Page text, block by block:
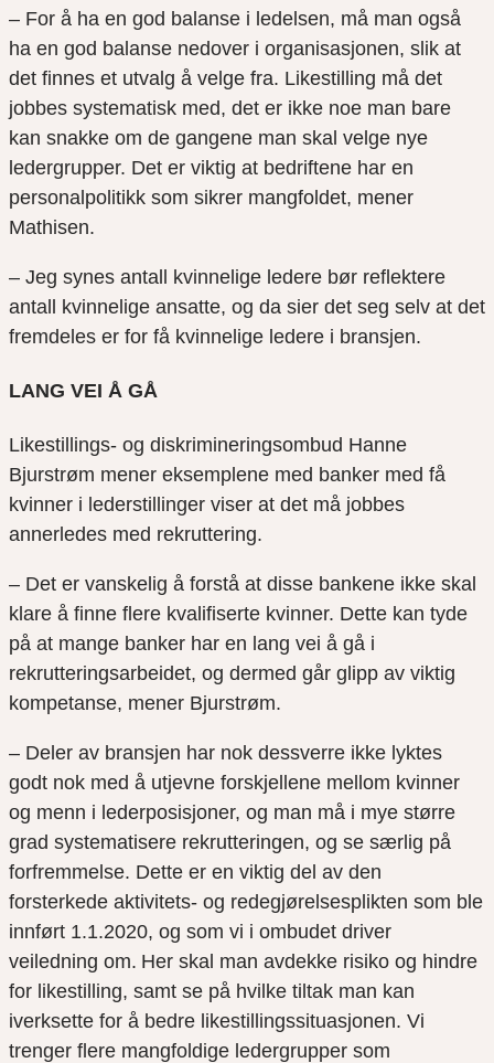
– For å ha en god balanse i ledelsen, må man også
ha en god balanse nedover i organisasjonen, slik at
det finnes et utvalg å velge fra. Likestilling må det
jobbes systematisk med, det er ikke noe man bare
kan snakke om de gangene man skal velge nye
ledergrupper. Det er viktig at bedriftene har en
personalpolitikk som sikrer mangfoldet, mener
Mathisen.
– Jeg synes antall kvinnelige ledere bør reflektere
antall kvinnelige ansatte, og da sier det seg selv at det
fremdeles er for få kvinnelige ledere i bransjen.
LANG VEI Å GÅ
Likestillings- og diskrimineringsombud Hanne
Bjurstrøm mener eksemplene med banker med få
kvinner i lederstillinger viser at det må jobbes
annerledes med rekruttering.
– Det er vanskelig å forstå at disse bankene ikke skal
klare å finne flere kvalifiserte kvinner. Dette kan tyde
på at mange banker har en lang vei å gå i
rekrutteringsarbeidet, og dermed går glipp av viktig
kompetanse, mener Bjurstrøm.
– Deler av bransjen har nok dessverre ikke lyktes
godt nok med å utjevne forskjellene mellom kvinner
og menn i lederposisjoner, og man må i mye større
grad systematisere rekrutteringen, og se særlig på
forfremmelse. Dette er en viktig del av den
forsterkede aktivitets- og redegjørelsesplikten som ble
innført 1.1.2020, og som vi i ombudet driver
veiledning om. Her skal man avdekke risiko og hindre
for likestilling, samt se på hvilke tiltak man kan
iverksette for å bedre likestillingssituasjonen. Vi
trenger flere mangfoldige ledergrupper som